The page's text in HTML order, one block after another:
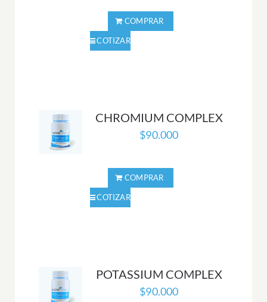
CHROMIUM COMPLEX
$90.000
POTASSIUM COMPLEX
$90.000